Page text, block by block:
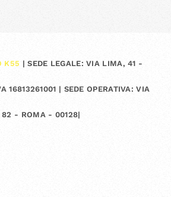
K55 | SEDE LEGALE: VIA LIMA, 41 -
16813261001 | SEDE OPERATIVA: VIA
82 - ROMA - 00128|